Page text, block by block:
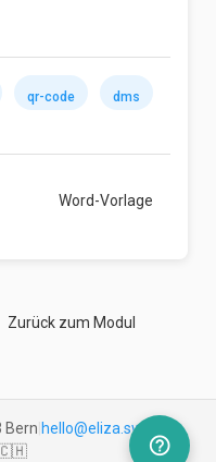
qr-code dms
Word-Vorlage
Zurück zum Modul
Bern hello@eliza.swiss
help_outline